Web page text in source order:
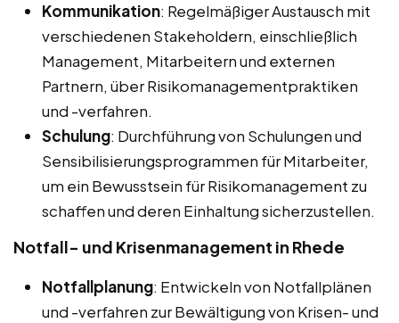
Kommunikation: Regelmäßiger Austausch mit
verschiedenen Stakeholdern, einschließlich
Management, Mitarbeitern und externen
Partnern, über Risikomanagementpraktiken
und -verfahren.
Schulung: Durchführung von Schulungen und
Sensibilisierungsprogrammen für Mitarbeiter,
um ein Bewusstsein für Risikomanagement zu
schaffen und deren Einhaltung sicherzustellen.
Notfall- und Krisenmanagement in Rhede
Notfallplanung: Entwickeln von Notfallplänen
und -verfahren zur Bewältigung von Krisen- und